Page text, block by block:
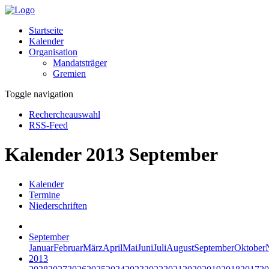
Startseite
Kalender
Organisation
Mandatsträger
Gremien
Toggle navigation
Rechercheauswahl
RSS-Feed
Kalender 2013 September
Kalender
Termine
Niederschriften
September
JanuarFebruarMärzAprilMaiJuniJuliAugustSeptemberOktober
2013